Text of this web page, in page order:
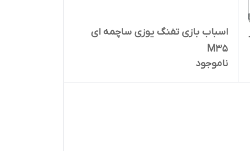
اسباب بازی تفنگ یوزی ساچمه ای
M35
ناموجود